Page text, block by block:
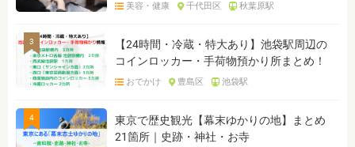
美容・健康 千代田区 秋葉原駅
3
【24時間・冷蔵・特大あり】池袋駅周辺の
コインロッカー・手荷物預かり所まとめ！
おでかけ 豊島区 池袋駅
4
東京で歴史観光【幕末ゆかりの地】まとめ
21箇所｜史跡・神社・お寺